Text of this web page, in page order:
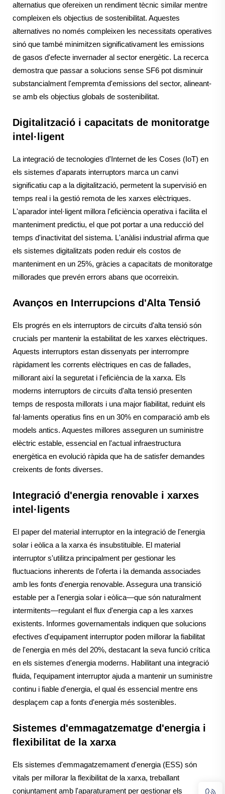
alternatius que ofereixen un rendiment tècnic similar mentre
compleixen els objectius de sostenibilitat. Aquestes
alternatives no només compleixen les necessitats operatives
sinó que també minimitzen significativament les emissions
de gasos d'efecte invernader al sector energètic. La recerca
demostra que passar a solucions sense SF6 pot disminuir
substancialment l'empremta d'emissions del sector, alineant-
se amb els objectius globals de sostenibilitat.
Digitalització i capacitats de monitoratge
intel·ligent
La integració de tecnologies d'Internet de les Coses (IoT) en
els sistemes d'aparats interruptors marca un canvi
significatiu cap a la digitalització, permetent la supervisió en
temps real i la gestió remota de les xarxes elèctriques.
L'aparador intel·ligent millora l'eficiència operativa i facilita el
manteniment predictiu, el que pot portar a una reducció del
temps d'inactivitat del sistema. L'anàlisi industrial afirma que
els sistemes digitalitzats poden reduir els costos de
manteniment en un 25%, gràcies a capacitats de monitoratge
millorades que prevén errors abans que ocorreixin.
Avanços en Interrupcions d'Alta Tensió
Els progrés en els interruptors de circuits d'alta tensió són
crucials per mantenir la estabilitat de les xarxes elèctriques.
Aquests interruptors estan dissenyats per interrompre
ràpidament les corrents elèctriques en cas de fallades,
millorant així la seguretat i l'eficiència de la xarxa. Els
moderns interruptors de circuits d'alta tensió presenten
temps de resposta millorats i una major fiabilitat, reduint els
fal·laments operatius fins en un 30% en comparació amb els
models antics. Aquestes millores asseguren un suministre
elèctric estable, essencial en l'actual infraestructura
energètica en evolució ràpida que ha de satisfer demandes
creixents de fonts diverses.
Integració d'energia renovable i xarxes
intel·ligents
El paper del material interruptor en la integració de l'energia
solar i eòlica a la xarxa és insubstituible. El material
interruptor s'utilitza principalment per gestionar les
fluctuacions inherents de l'oferta i la demanda associades
amb les fonts d'energia renovable. Assegura una transició
estable per a l'energia solar i eòlica—que són naturalment
intermitents—regulant el flux d'energia cap a les xarxes
existents. Informes governamentals indiquen que solucions
efectives d'equipament interruptor poden millorar la fiabilitat
de l'energia en més del 20%, destacant la seva funció crítica
en els sistemes d'energia moderns. Habilitant una integració
fluida, l'equipament interruptor ajuda a mantenir un suministre
continu i fiable d'energia, el qual és essencial mentre ens
desplaçem cap a fonts d'energia més sostenibles.
Sistemes d'emmagatzematge d'energia i
flexibilitat de la xarxa
Els sistemes d'emmagatzemament d'energia (ESS) són
vitals per millorar la flexibilitat de la xarxa, treballant
conjuntament amb l'aparaturament per gestionar els